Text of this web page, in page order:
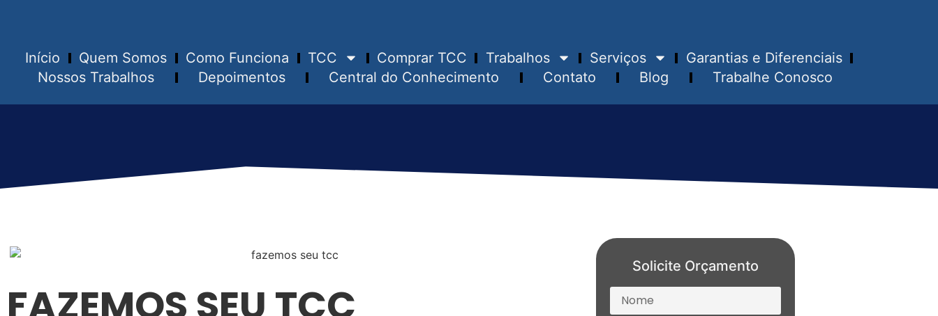
Início Quem Somos Como Funciona TCC Comprar TCC Trabalhos Serviços
Garantias e Diferenciais
Nossos Trabalhos
Depoimentos Central do Conhecimento Contato Blog Trabalhe Conosco
FAZEMOS SEU TCC
Solicite Orçamento